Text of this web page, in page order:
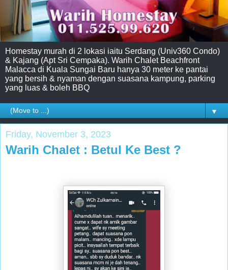
Homestay murah di 2 lokasi iaitu Serdang (Univ360 Condo)
& Kajang (Apt Sri Cempaka). Warih Chalet Beachfront
Malacca di Kuala Sungai Baru hanya 30 meter ke pantai
yang bersih & nyaman dengan suasana kampung, parking
yang luas & boleh BBQ
▼
Friday, November 3, 2023
Warih Chalet : Betul Ke Best ?